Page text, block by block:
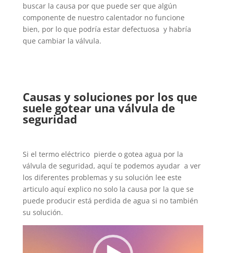
buscar la causa por que puede ser que algún
componente de nuestro calentador no funcione
bien, por lo que podría estar defectuosa y habría
que cambiar la válvula.
Causas y soluciones por los que
suele gotear una válvula de
seguridad
Si el termo eléctrico pierde o gotea agua por la
válvula de seguridad, aquí te podemos ayudar a ver
los diferentes problemas y su solución lee este
articulo aquí explico no solo la causa por la que se
puede producir está perdida de agua si no también
su solución.